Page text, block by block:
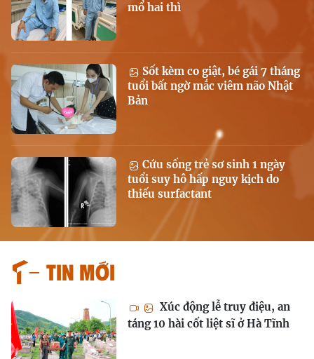
mổ hai thì
Sốt kèm co giật, bé gái 7 tháng
tuổi bất ngờ mắc viêm não Nhật
Bản
Cứu sống trẻ sơ sinh 1 ngày
tuổi suy hô hấp nguy kịch do
thiếu surfactant
Tin mới
Xúc động lễ truy điệu, an
táng 10 hài cốt liệt sĩ ở Hà Tĩnh